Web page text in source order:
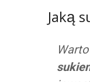
Jaką